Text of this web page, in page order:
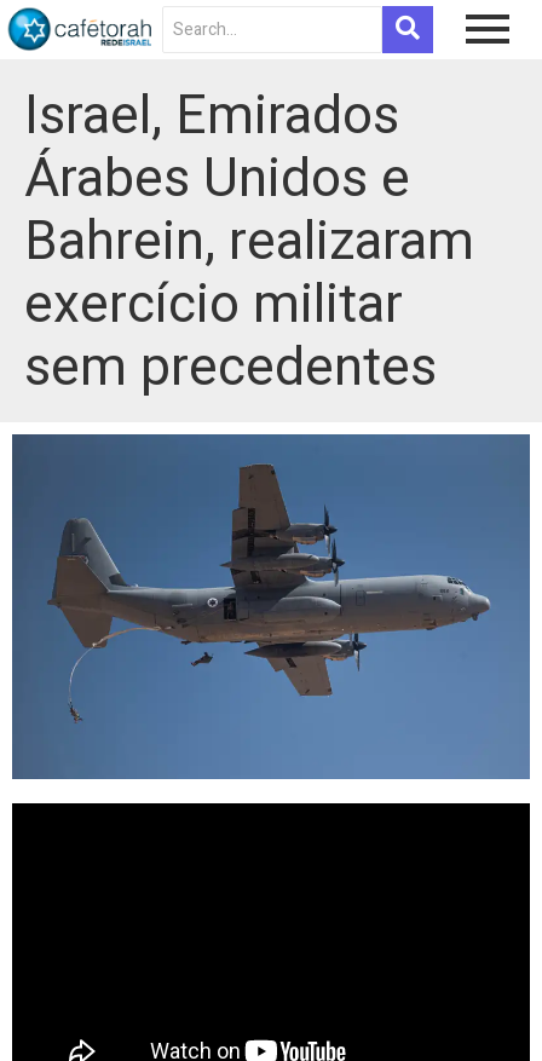
Israel, Emirados
Árabes Unidos e
Bahrein, realizaram
exercício militar
sem precedentes